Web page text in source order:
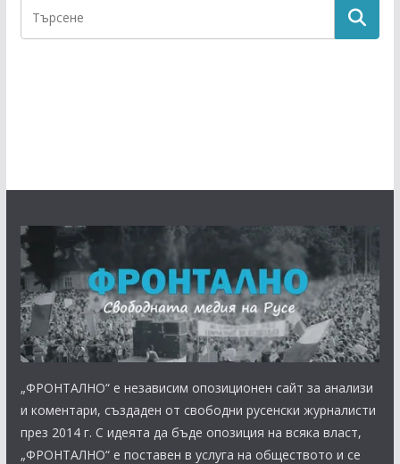
„ФРОНТАЛНО“ е независим опозиционен сайт за анализи
и коментари, създаден от свободни русенски журналисти
през 2014 г. С идеята да бъде опозиция на всяка власт,
„ФРОНТАЛНО“ е поставен в услуга на обществото и се